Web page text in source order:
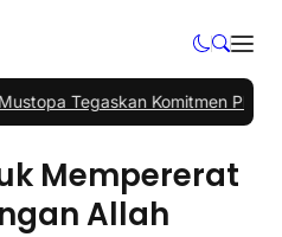
Tegaskan Komitmen PKS
Mempererat
Allah